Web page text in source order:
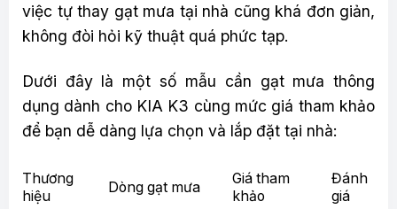
việc tự thay gạt mưa tại nhà cũng khá đơn giản,
không đòi hỏi kỹ thuật quá phức tạp.
Dưới đây là một số mẫu cần gạt mưa thông
dụng dành cho KIA K3 cùng mức giá tham khảo
để bạn dễ dàng lựa chọn và lắp đặt tại nhà:
Thương
hiệu
Dòng gạt mưa
Giá tham
khảo
Đánh
giá